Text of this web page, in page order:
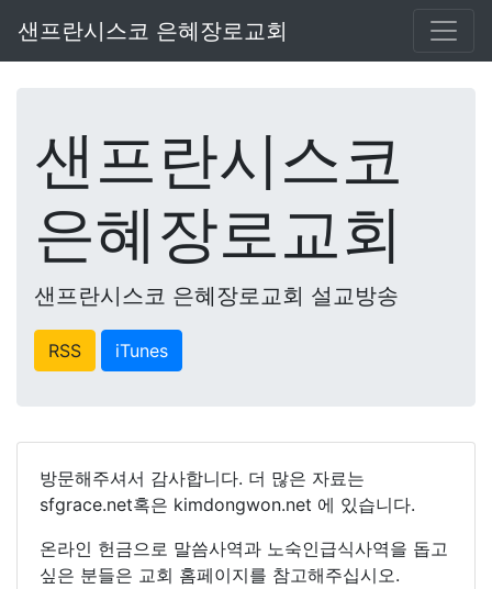
샌프란시스코 은혜장로교회
샌프란시스코
은혜장로교회
샌프란시스코 은혜장로교회 설교방송
RSS iTunes
방문해주셔서 감사합니다. 더 많은 자료는
sfgrace.net혹은 kimdongwon.net 에 있습니다.
온라인 헌금으로 말씀사역과 노숙인급식사역을 돕고
싶은 분들은 교회 홈페이지를 참고해주십시오.